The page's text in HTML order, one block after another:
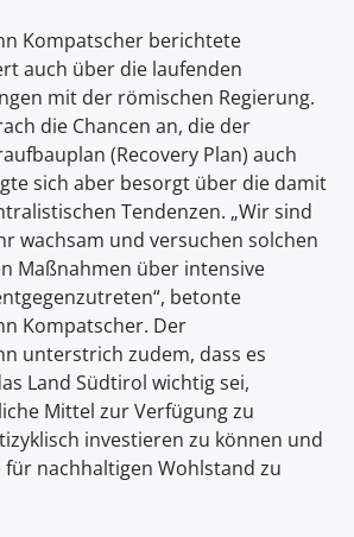
Kompatscher berichtete
auch über die laufenden
mit der römischen Regierung.
die Chancen an, die der
(Recovery Plan) auch
sich aber besorgt über die damit
Tendenzen. „Wir sind
wachsam und versuchen solchen
Maßnahmen über intensive
betonte
Kompatscher. Der
unterstrich zudem, dass es
Land Südtirol wichtig sei,
Mittel zur Verfügung zu
investieren zu können und
für nachhaltigen Wohlstand zu